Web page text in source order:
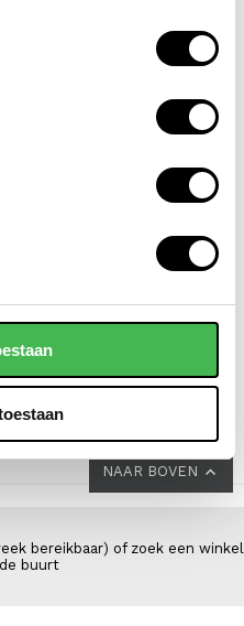
grote schoudertas /
saffiano nora
NAAR BOVEN
bereikbaar) of zoek een winkel
buurt